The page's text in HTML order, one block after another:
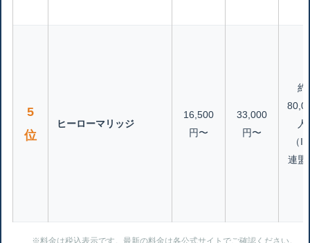
5
位
ヒーローマリッジ
16,500
円〜
33,000
円〜
約
人
（
連盟
※料金は税込表示です。最新の料金は各公式サイトでご確認ください。